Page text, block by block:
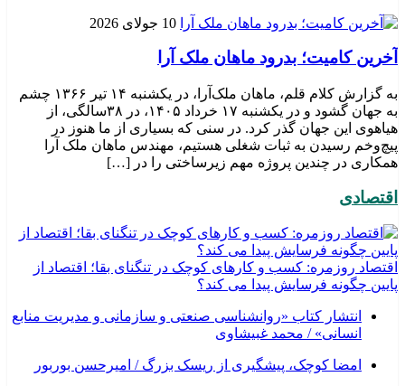
10 جولای 2026
​آخرین کامیت؛ بدرود ماهان ملک آرا
به گزارش کلام قلم، ماهان ملک‌آرا، در یکشنبه ۱۴ تیر ۱۳۶۶ چشم
به جهان گشود و در یکشنبه ۱۷ خرداد ۱۴۰۵، در ۳۸سالگی، از
هیاهوی این جهان گذر کرد. در سنی که بسیاری از ما هنوز در
پیچ‌وخم رسیدن به ثبات شغلی هستیم، مهندس ماهان ملک آرا
همکاری در چندین پروژه مهم زیرساختی را در […]
اقتصادی
اقتصاد روزمره: کسب‌ و کارهای کوچک در تنگنای بقا؛ اقتصاد از
پایین چگونه فرسایش پیدا می کند؟
انتشار کتاب «روانشناسی صنعتی و سازمانی و مدیریت منابع
انسانی» / محمد غبیشاوی
امضا کوچک، پیشگیری از ریسک بزرگ / امیرحسن بوربور